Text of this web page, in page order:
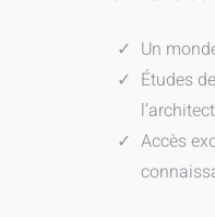
Un
Études
Accès